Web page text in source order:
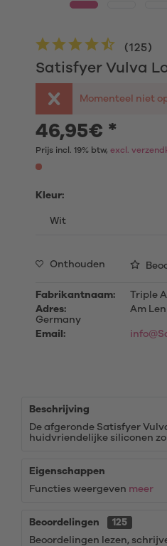
Satisfyer Vulva
(125)
Momenteel niet
46,95€ *
Prijs incl. 19% btw, excl.
Kleur:
Onthouden
Fabrikantnaam:
Triple
Adres:
Am
Germany
Email:
Beschrijving
De afgeronde Satisfyer
huidvriendelijke siliconen
Eigenschappen
Functies weergeven meer
Beoordelingen
125
Beoordelingen lezen,